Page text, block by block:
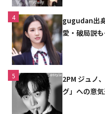
4
gugudan出
愛・破局説
5
2PM ジュノ
グ」への意